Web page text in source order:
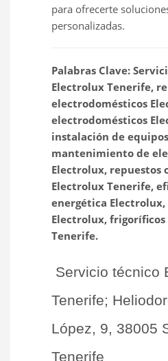
para ofrecerte
personalizadas.
Palabras Clave:
Electrolux Tenerife,
electrodomésticos
electrodomésticos
instalación de
mantenimiento de
Electrolux, repuestos
Electrolux Tenerife,
energética Electrolux,
Electrolux,
Tenerife.
Servicio técnico
Tenerife;
López, 9, 38005
Tenerife